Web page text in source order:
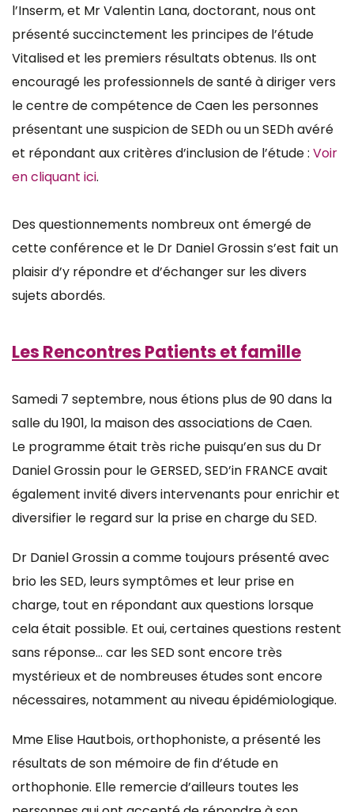
l’Inserm, et Mr Valentin Lana, doctorant, nous ont
présenté succinctement les principes de l’étude
Vitalised et les premiers résultats obtenus. Ils ont
encouragé les professionnels de santé à diriger vers
le centre de compétence de Caen les personnes
présentant une suspicion de SEDh ou un SEDh avéré
et répondant aux critères d’inclusion de l’étude : Voir
en cliquant ici.
Des questionnements nombreux ont émergé de
cette conférence et le Dr Daniel Grossin s’est fait un
plaisir d’y répondre et d’échanger sur les divers
sujets abordés.
Les Rencontres Patients et famille
Samedi 7 septembre, nous étions plus de 90 dans la
salle du 1901, la maison des associations de Caen.
Le programme était très riche puisqu’en sus du Dr
Daniel Grossin pour le GERSED, SED’in FRANCE avait
également invité divers intervenants pour enrichir et
diversifier le regard sur la prise en charge du SED.
Dr Daniel Grossin a comme toujours présenté avec
brio les SED, leurs symptômes et leur prise en
charge, tout en répondant aux questions lorsque
cela était possible. Et oui, certaines questions restent
sans réponse… car les SED sont encore très
mystérieux et de nombreuses études sont encore
nécessaires, notamment au niveau épidémiologique.
Mme Elise Hautbois, orthophoniste, a présenté les
résultats de son mémoire de fin d’étude en
orthophonie. Elle remercie d’ailleurs toutes les